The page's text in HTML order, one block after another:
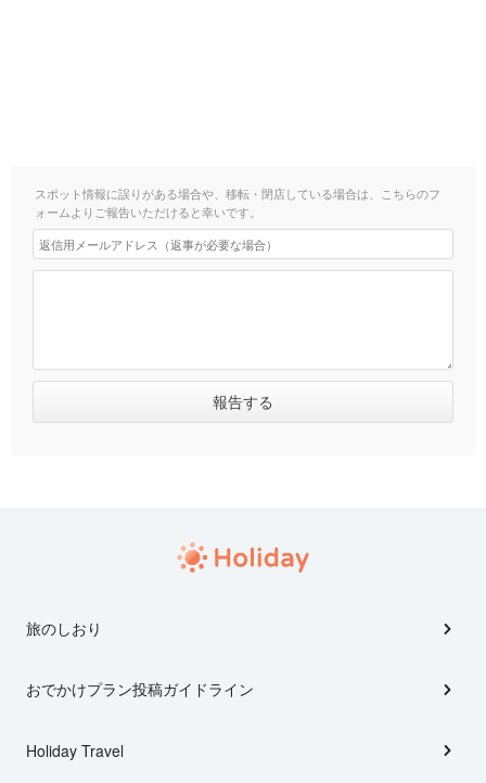
スポット情報に誤りがある場合や、移転・閉店している場合は、こちらのフ
ォームよりご報告いただけると幸いです。
旅のしおり
おでかけプラン投稿ガイドライン
Holiday Travel